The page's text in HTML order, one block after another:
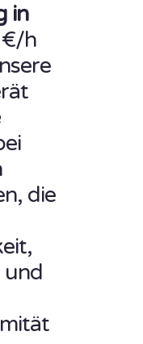
in
h
die
und